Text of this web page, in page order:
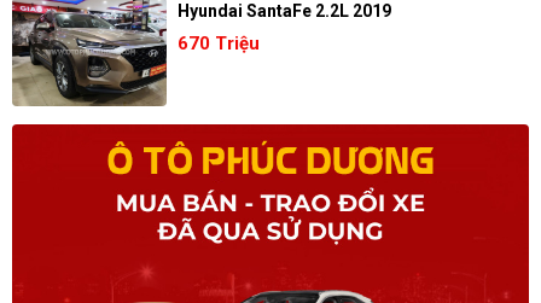
Hyundai SantaFe 2.2L 2019
670 Triệu